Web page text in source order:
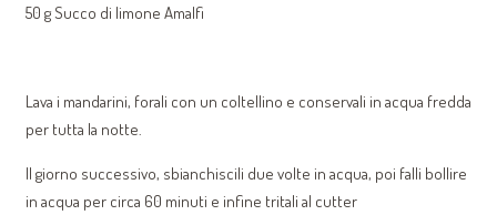
50 g Succo di limone Amalfi
Lava i mandarini, forali con un coltellino e conservali in acqua fredda
per tutta la notte.
Il giorno successivo, sbianchiscili due volte in acqua, poi falli bollire
in acqua per circa 60 minuti e infine tritali al cutter